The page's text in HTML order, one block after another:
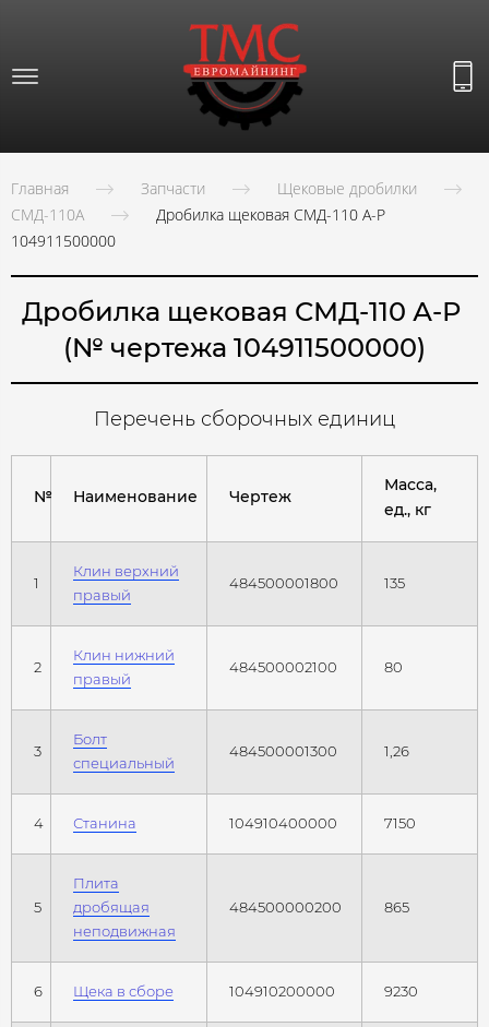
Главная Запчасти
Щековые дробилки
СМД-110А
Дробилка щековая СМД-110 А-Р
104911500000
Дробилка щековая СМД-110 А-Р
(№ чертежа 104911500000)
Перечень сборочных единиц
№ Наименование Чертеж
Масса,
ед., кг
1
Клин верхний
правый
484500001800 135
2
Клин нижний
правый
484500002100 80
3
Болт
специальный
484500001300 1,26
4 Станина 104910400000 7150
5
Плита
дробящая
неподвижная
484500000200 865
6 Щека в сборе 104910200000 9230